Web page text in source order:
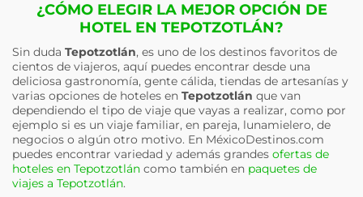
¿CÓMO ELEGIR LA MEJOR OPCIÓN DE
HOTEL EN TEPOTZOTLÁN?
Sin duda Tepotzotlán, es uno de los destinos favoritos de
cientos de viajeros, aquí puedes encontrar desde una
deliciosa gastronomía, gente cálida, tiendas de artesanías y
varias opciones de hoteles en Tepotzotlán que van
dependiendo el tipo de viaje que vayas a realizar, como por
ejemplo si es un viaje familiar, en pareja, lunamielero, de
negocios o algún otro motivo. En MéxicoDestinos.com
puedes encontrar variedad y además grandes ofertas de
hoteles en Tepotzotlán como también en paquetes de
viajes a Tepotzotlán.